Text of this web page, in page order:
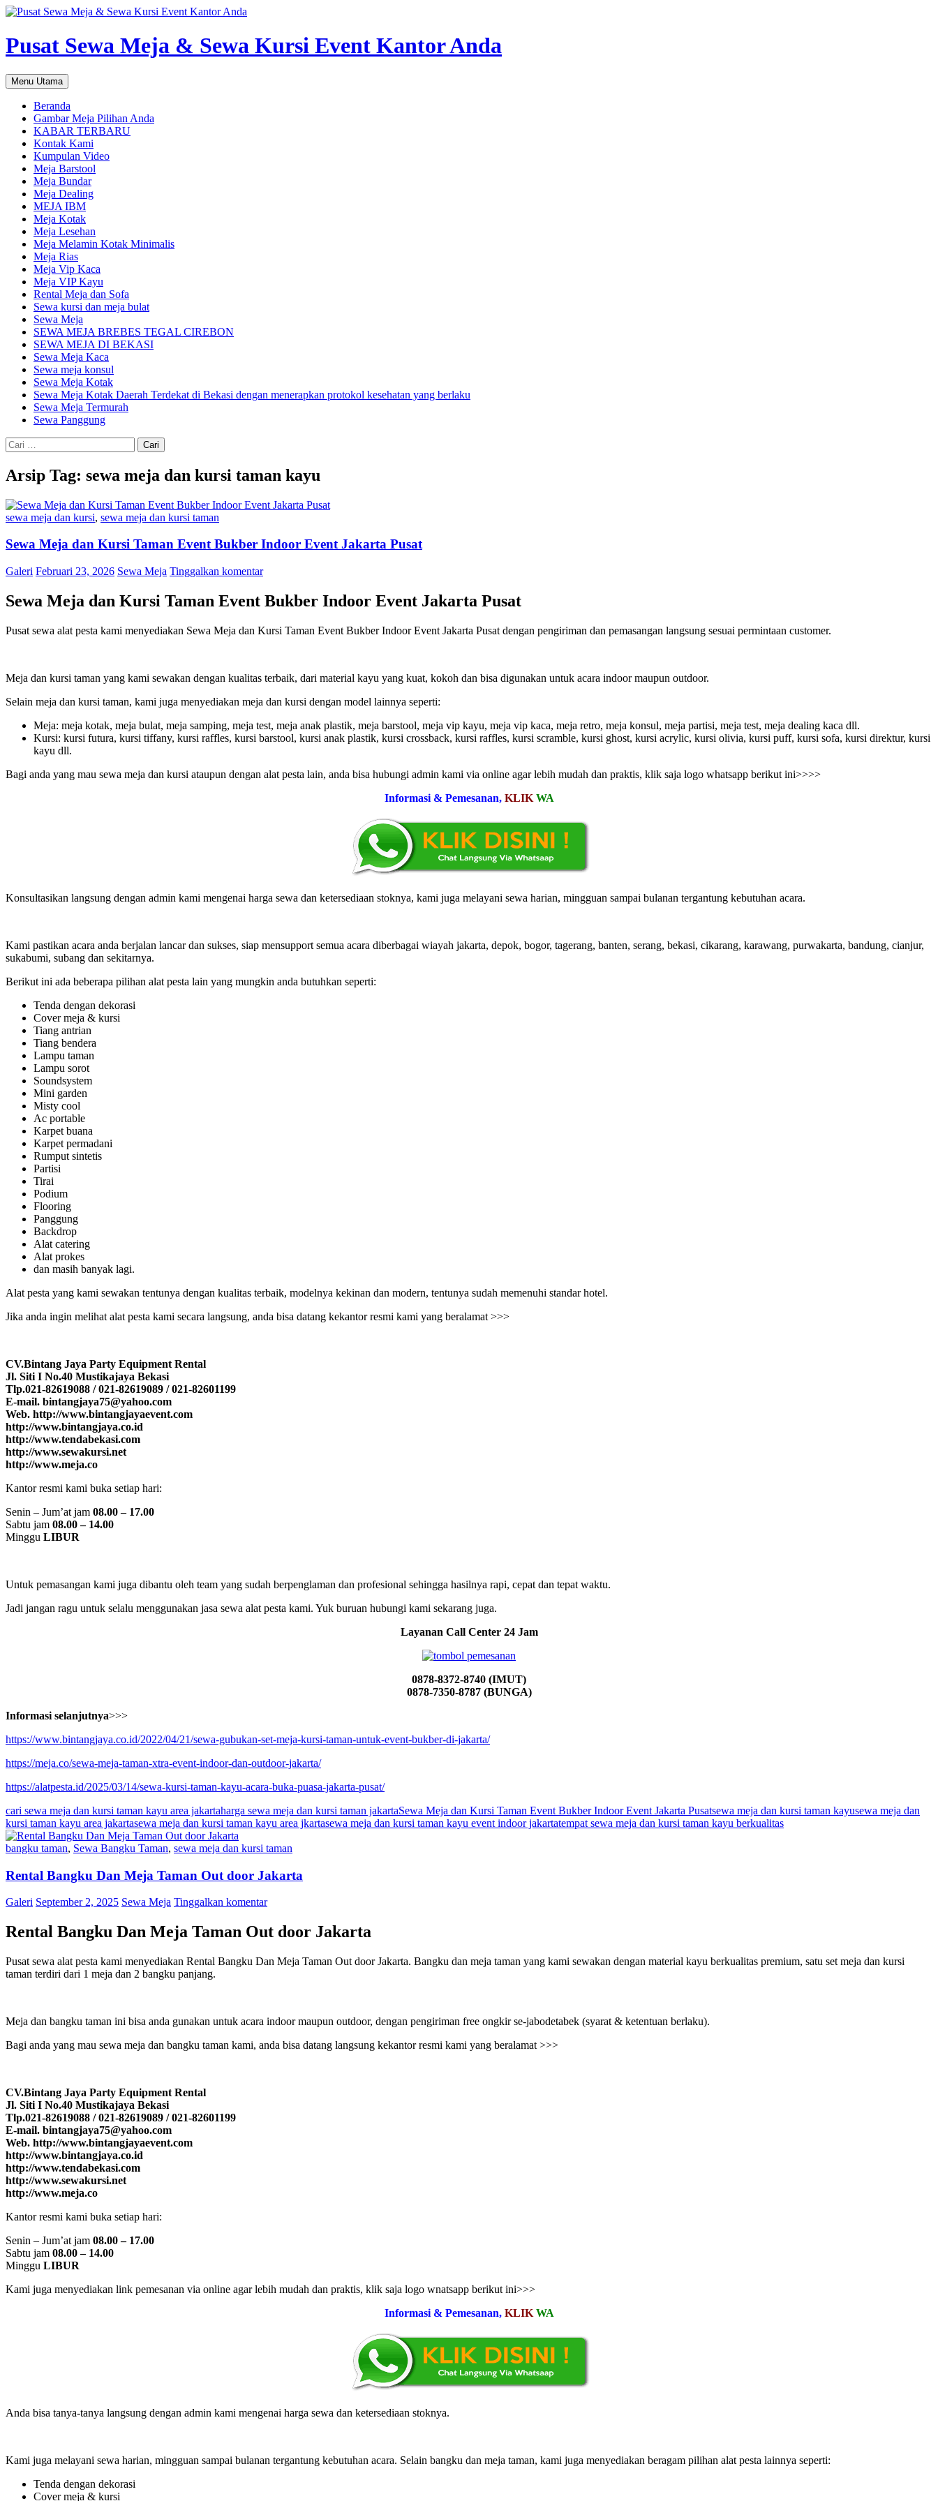
Pusat Sewa Meja & Sewa Kursi Event Kantor Anda
Cari
Menu Utama Langsung
ke
isi
Beranda
Gambar Meja Pilihan Anda
KABAR TERBARU
Kontak Kami
Kumpulan Video
Meja Barstool
Meja Bundar
Meja Dealing
MEJA IBM
Meja Kotak
Meja Lesehan
Meja Melamin Kotak Minimalis
Meja Rias
Meja Vip Kaca
Meja VIP Kayu
Rental Meja dan Sofa
Sewa kursi dan meja bulat
Sewa Meja
SEWA MEJA BREBES TEGAL CIREBON
SEWA MEJA DI BEKASI
Sewa Meja Kaca
Sewa meja konsul
Sewa Meja Kotak
Sewa Meja Kotak Daerah Terdekat di Bekasi dengan menerapkan protokol kesehatan yang berlaku
Sewa Meja Termurah
Sewa Panggung
Cari
untuk:
Arsip Tag: sewa meja dan kursi taman kayu
sewa meja dan kursi, sewa meja dan kursi taman
Sewa Meja dan Kursi Taman Event Bukber Indoor Event Jakarta Pusat
Galeri Februari 23, 2026 Sewa Meja Tinggalkan komentar
Sewa Meja dan Kursi Taman Event Bukber Indoor Event Jakarta Pusat
Pusat sewa alat pesta kami menyediakan Sewa Meja dan Kursi Taman Event Bukber Indoor Event Jakarta Pusat dengan pengiriman dan pemasangan langsung sesuai permintaan customer.
Meja dan kursi taman yang kami sewakan dengan kualitas terbaik, dari material kayu yang kuat, kokoh dan bisa digunakan untuk acara indoor maupun outdoor.
Selain meja dan kursi taman, kami juga menyediakan meja dan kursi dengan model lainnya seperti:
Meja: meja kotak, meja bulat, meja samping, meja test, meja anak plastik, meja barstool, meja vip kayu, meja vip kaca, meja retro, meja konsul, meja partisi, meja test, meja dealing kaca dll.
Kursi: kursi futura, kursi tiffany, kursi raffles, kursi barstool, kursi anak plastik, kursi crossback, kursi raffles, kursi scramble, kursi ghost, kursi acrylic, kursi olivia, kursi puff, kursi sofa, kursi direktur, kursi
kayu dll.
Bagi anda yang mau sewa meja dan kursi ataupun dengan alat pesta lain, anda bisa hubungi admin kami via online agar lebih mudah dan praktis, klik saja logo whatsapp berikut ini>>>>
Informasi & Pemesanan, KLIK WA
Konsultasikan langsung dengan admin kami mengenai harga sewa dan ketersediaan stoknya, kami juga melayani sewa harian, mingguan sampai bulanan tergantung kebutuhan acara.
Kami pastikan acara anda berjalan lancar dan sukses, siap mensupport semua acara diberbagai wiayah jakarta, depok, bogor, tagerang, banten, serang, bekasi, cikarang, karawang, purwakarta, bandung, cianjur,
sukabumi, subang dan sekitarnya.
Berikut ini ada beberapa pilihan alat pesta lain yang mungkin anda butuhkan seperti:
Tenda dengan dekorasi
Cover meja & kursi
Tiang antrian
Tiang bendera
Lampu taman
Lampu sorot
Soundsystem
Mini garden
Misty cool
Ac portable
Karpet buana
Karpet permadani
Rumput sintetis
Partisi
Tirai
Podium
Flooring
Panggung
Backdrop
Alat catering
Alat prokes
dan masih banyak lagi.
Alat pesta yang kami sewakan tentunya dengan kualitas terbaik, modelnya kekinan dan modern, tentunya sudah memenuhi standar hotel.
Jika anda ingin melihat alat pesta kami secara langsung, anda bisa datang kekantor resmi kami yang beralamat >>>
CV.Bintang Jaya Party Equipment Rental
Jl. Siti I No.40 Mustikajaya Bekasi
Tlp.021-82619088 / 021-82619089 / 021-82601199
E-mail. bintangjaya75@yahoo.com
Web. http://www.bintangjayaevent.com
http://www.bintangjaya.co.id
http://www.tendabekasi.com
http://www.sewakursi.net
http://www.meja.co
Kantor resmi kami buka setiap hari:
Senin – Jum’at jam 08.00 – 17.00
Sabtu jam 08.00 – 14.00
Minggu LIBUR
Untuk pemasangan kami juga dibantu oleh team yang sudah berpenglaman dan profesional sehingga hasilnya rapi, cepat dan tepat waktu.
Jadi jangan ragu untuk selalu menggunakan jasa sewa alat pesta kami. Yuk buruan hubungi kami sekarang juga.
Layanan Call Center 24 Jam
0878-8372-8740 (IMUT)
0878-7350-8787 (BUNGA)
Informasi selanjutnya>>>
https://www.bintangjaya.co.id/2022/04/21/sewa-gubukan-set-meja-kursi-taman-untuk-event-bukber-di-jakarta/
https://meja.co/sewa-meja-taman-xtra-event-indoor-dan-outdoor-jakarta/
https://alatpesta.id/2025/03/14/sewa-kursi-taman-kayu-acara-buka-puasa-jakarta-pusat/
cari sewa meja dan kursi taman kayu area jakartaharga sewa meja dan kursi taman jakartaSewa Meja dan Kursi Taman Event Bukber Indoor Event Jakarta Pusatsewa meja dan kursi taman kayusewa meja dan
kursi taman kayu area jakartasewa meja dan kursi taman kayu area jkartasewa meja dan kursi taman kayu event indoor jakartatempat sewa meja dan kursi taman kayu berkualitas
bangku taman, Sewa Bangku Taman, sewa meja dan kursi taman
Rental Bangku Dan Meja Taman Out door Jakarta
Galeri September 2, 2025 Sewa Meja Tinggalkan komentar
Rental Bangku Dan Meja Taman Out door Jakarta
Pusat sewa alat pesta kami menyediakan Rental Bangku Dan Meja Taman Out door Jakarta. Bangku dan meja taman yang kami sewakan dengan material kayu berkualitas premium, satu set meja dan kursi
taman terdiri dari 1 meja dan 2 bangku panjang.
Meja dan bangku taman ini bisa anda gunakan untuk acara indoor maupun outdoor, dengan pengiriman free ongkir se-jabodetabek (syarat & ketentuan berlaku).
Bagi anda yang mau sewa meja dan bangku taman kami, anda bisa datang langsung kekantor resmi kami yang beralamat >>>
CV.Bintang Jaya Party Equipment Rental
Jl. Siti I No.40 Mustikajaya Bekasi
Tlp.021-82619088 / 021-82619089 / 021-82601199
E-mail. bintangjaya75@yahoo.com
Web. http://www.bintangjayaevent.com
http://www.bintangjaya.co.id
http://www.tendabekasi.com
http://www.sewakursi.net
http://www.meja.co
Kantor resmi kami buka setiap hari:
Senin – Jum’at jam 08.00 – 17.00
Sabtu jam 08.00 – 14.00
Minggu LIBUR
Kami juga menyediakan link pemesanan via online agar lebih mudah dan praktis, klik saja logo wnatsapp berikut ini>>>
Informasi & Pemesanan, KLIK WA
Anda bisa tanya-tanya langsung dengan admin kami mengenai harga sewa dan ketersediaan stoknya.
Kami juga melayani sewa harian, mingguan sampai bulanan tergantung kebutuhan acara. Selain bangku dan meja taman, kami juga menyediakan beragam pilihan alat pesta lainnya seperti:
Tenda dengan dekorasi
Cover meja & kursi